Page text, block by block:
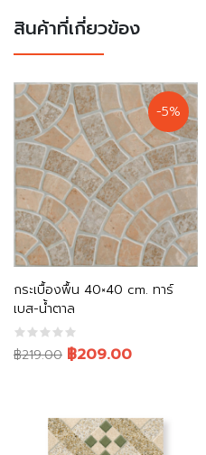
สินค้าที่เกี่ยวข้อง
-5%
กระเบื้องพื้น 40×40 cm. ทาร์
เบส-น้ำตาล
฿219.00
Original
฿219.00.
฿209.00
Current
฿209.00.
หยิบใส่ตะกร้า